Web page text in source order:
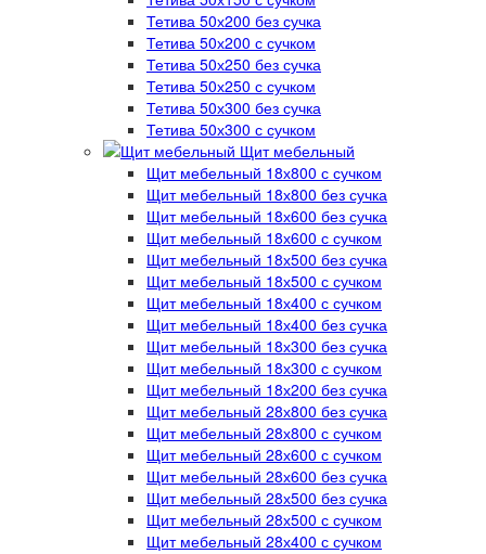
Тетива 50х200 без сучка
Тетива 50х200 с сучком
Тетива 50х250 без сучка
Тетива 50х250 с сучком
Тетива 50х300 без сучка
Тетива 50х300 с сучком
Щит мебельный
Щит мебельный 18х800 с сучком
Щит мебельный 18х800 без сучка
Щит мебельный 18х600 без сучка
Щит мебельный 18х600 с сучком
Щит мебельный 18х500 без сучка
Щит мебельный 18х500 с сучком
Щит мебельный 18х400 с сучком
Щит мебельный 18х400 без сучка
Щит мебельный 18х300 без сучка
Щит мебельный 18х300 с сучком
Щит мебельный 18х200 без сучка
Щит мебельный 28х800 без сучка
Щит мебельный 28х800 с сучком
Щит мебельный 28х600 с сучком
Щит мебельный 28х600 без сучка
Щит мебельный 28х500 без сучка
Щит мебельный 28х500 с сучком
Щит мебельный 28х400 с сучком